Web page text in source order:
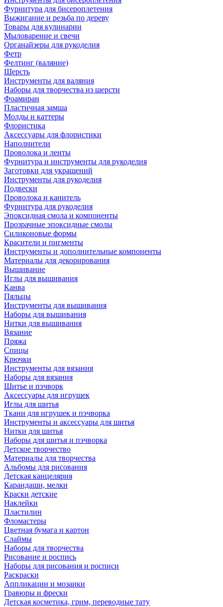
Фурнитура для бисероплетения
Выжигание и резьба по дереву
Товары для кулинарии
Мыловарение и свечи
Органайзеры для рукоделия
Фетр
Фелтинг (валяние)
Шерсть
Инструменты для валяния
Наборы для творчества из шерсти
Фоамиран
Пластичная замша
Молды и каттеры
Флористика
Аксессуары для флористики
Наполнители
Проволока и ленты
Фурнитура и инструменты для рукоделия
Заготовки для украшений
Инструменты для рукоделия
Подвески
Проволока и канитель
Фурнитура для рукоделия
Эпоксидная смола и компоненты
Прозрачные эпоксидные смолы
Силиконовые формы
Красители и пигменты
Инструменты и дополнительные компоненты
Материалы для декорирования
Вышивание
Иглы для вышивания
Канва
Пяльцы
Инструменты для вышивания
Наборы для вышивания
Нитки для вышивания
Вязание
Пряжа
Спицы
Крючки
Инструменты для вязания
Наборы для вязания
Шитье и пэчворк
Аксессуары для игрушек
Иглы для шитья
Ткани для игрушек и пэчворка
Инструменты и аксессуары для шитья
Нитки для шитья
Наборы для шитья и пэчворка
Детское творчество
Материалы для творчества
Альбомы для рисования
Детская канцелярия
Карандаши, мелки
Краски детские
Наклейки
Пластилин
Фломастеры
Цветная бумага и картон
Слаймы
Наборы для творчества
Рисование и роспись
Наборы для рисования и росписи
Раскраски
Аппликации и мозаики
Гравюры и фрески
Детская косметика, грим, переводные тату